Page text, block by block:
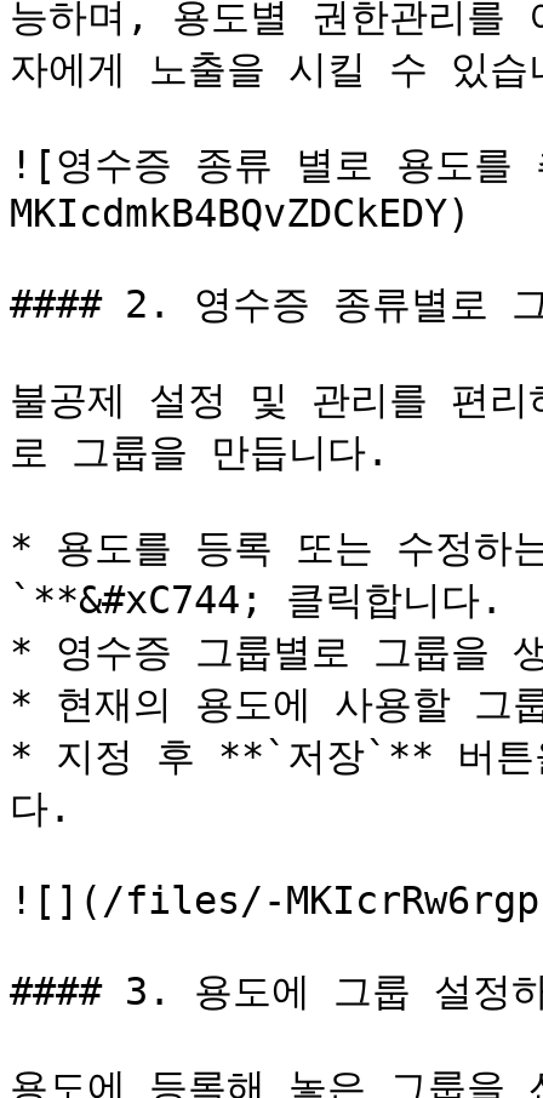
능하며, 용도별 권한관리를
자에게 노출을 시킬 수 있습
![영수증 종류 별로 용도
MKIcdmkB4BQvZDCkEDY)
#### 2. 영수증 종류별로
불공제 설정 및 관리를 편
로 그룹을 만듭니다.
* 용도를 등록 또는 수정하
`**&#xC744; 클릭합니다.
* 영수증 그룹별로 그룹을
* 현재의 용도에 사용할 그
* 지정 후 **`저장`** 버튼
다.
![](/files/-
#### 3. 용도에 그룹 설정
용도에 등록해 놓은 그룹을